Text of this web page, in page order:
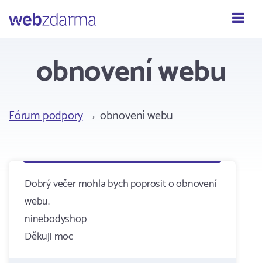
Webzdarma
obnovení webu
Fórum podpory→ obnovení webu
Dobrý večer mohla bych poprosit o obnovení
webu.
ninebodyshop
Děkuji moc